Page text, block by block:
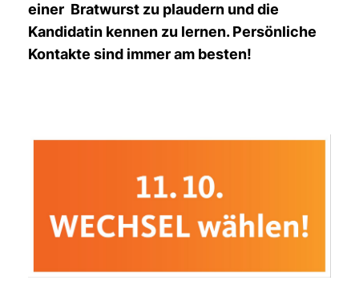
einer Bratwurst zu plaudern und die
Kandidatin kennen zu lernen. Persönliche
Kontakte sind immer am besten!